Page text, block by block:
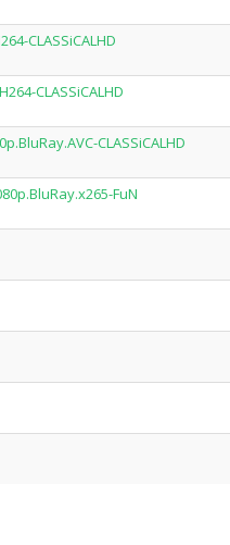
CLASSiCALHD
CLASSiCALHD
CLASSiCALHD
FuN